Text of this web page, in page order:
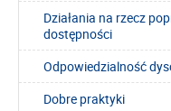
Działania na rzecz
dostępności
Odpowiedzialność
Dobre praktyki